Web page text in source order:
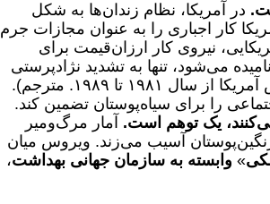
در آمریکا، نظام زندان‌ها به شکل
کار اجباری را به عنوان مجازات جرم
نیروی کار ارزان‌قیمت برای
می‌شود، تنها به تشدید نژادپرستی
» سیاست اقتصادی دولت رونالد ریگان، رئیس آمریکا از سال ۱۹۸۱ تا ۱۹۸۹. مترجم).
را برای سیاه‌پوستان تضمین کند.
یک توهم است. آمار مرگ‌ومیر
فقرا و رنگین‌پوستان آسیب می‌زند. ویروس میان
» وابسته به سازمان جهانی بهداشت،